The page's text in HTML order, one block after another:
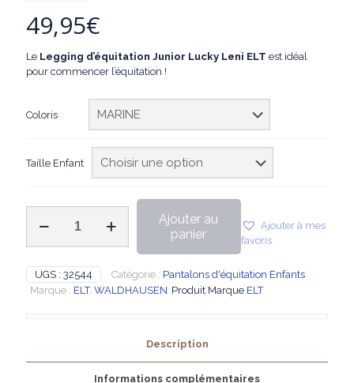
49,95€
Le Legging d’équitation Junior Lucky Leni ELT est idéal
pour commencer l’équitation !
Coloris
Taille Enfant
Legging
d'équitation
Ajouter au
panier
Ajouter à mes
favoris
UGS : 32544 Catégorie : Pantalons d'équitation Enfants
Marque : ELT, WALDHAUSEN Produit Marque ELT
Description
Informations complémentaires